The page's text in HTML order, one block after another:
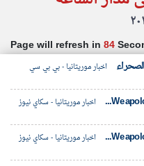
أقترح اضافة مصدر
تغيير الدولة
الأخبار من موريتانيا
على مدار الساعة
موريتانيا العاجلة والمباشرة
Page will refresh in83
اخبار موريتانيا - بي بي سي
We
اخبار موريتانيا - سكاي نيوز
We
اخبار موريتانيا - سكاي نيوز
klyoum.com